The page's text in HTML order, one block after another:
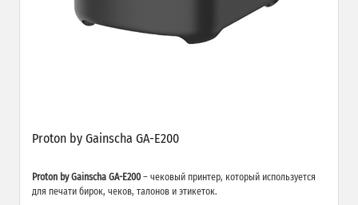
Proton by Gainscha GA-E200
Proton by Gainscha GA-E200 – чековый принтер, который используется
для печати бирок, чеков, талонов и этикеток.